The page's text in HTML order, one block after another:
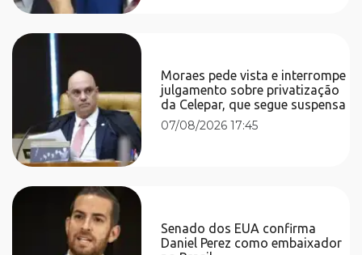
Moraes pede vista e interrompe
julgamento sobre privatização
da Celepar, que segue suspensa
07/08/2026 17:45
Senado dos EUA confirma
Daniel Perez como embaixador